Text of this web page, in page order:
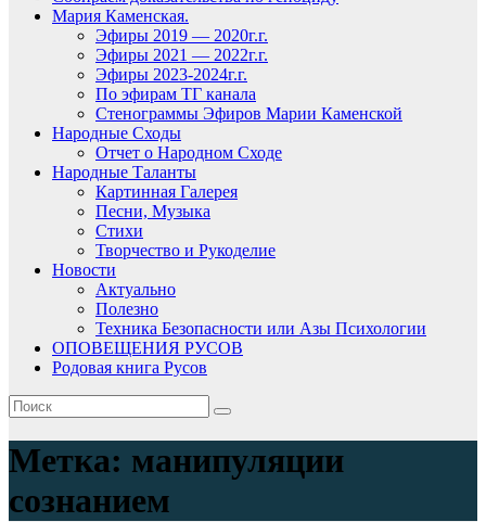
Мария Каменская.
Эфиры 2019 — 2020г.г.
Эфиры 2021 — 2022г.г.
Эфиры 2023-2024г.г.
По эфирам ТГ канала
Стенограммы Эфиров Марии Каменской
Народные Сходы
Отчет о Народном Сходе
Народные Таланты
Картинная Галерея
Песни, Музыка
Стихи
Творчество и Рукоделие
Новости
Актуально
Полезно
Техника Безопасности или Азы Психологии
ОПОВЕЩЕНИЯ РУСОВ
Родовая книга Русов
Метка: манипуляции
сознанием